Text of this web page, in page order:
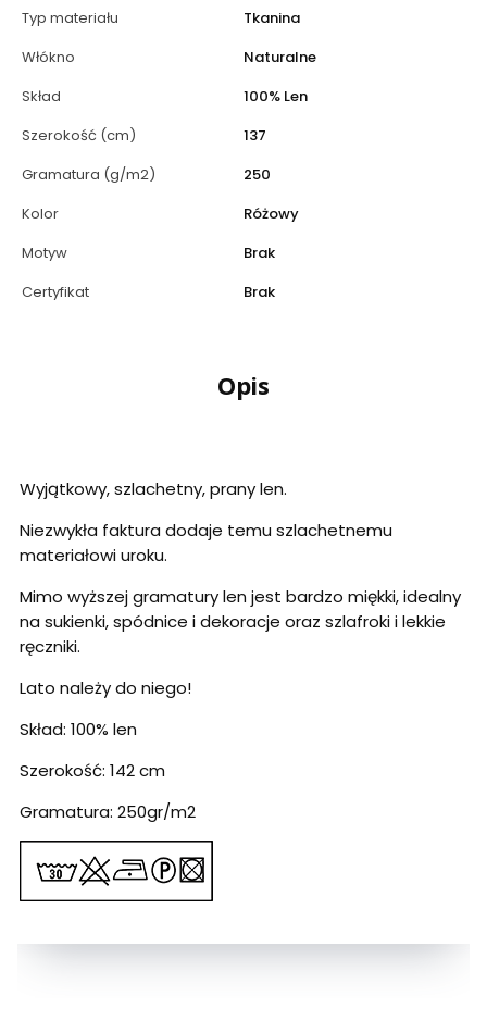
Typ materiału
Tkanina
Włókno
Naturalne
Skład
100% Len
Szerokość (cm)
137
Gramatura (g/m2)
250
Kolor
Różowy
Motyw
Brak
Certyfikat
Brak
Opis
Wyjątkowy, szlachetny, prany len.
Niezwykła faktura dodaje temu szlachetnemu
materiałowi uroku.
Mimo wyższej gramatury len jest bardzo miękki, idealny
na sukienki, spódnice i dekoracje oraz szlafroki i lekkie
ręczniki.
Lato należy do niego!
Skład: 100% len
Szerokość: 142 cm
Gramatura: 250gr/m2